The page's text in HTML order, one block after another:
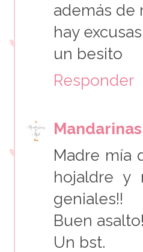
además de
hay
un besito
Responder
Madre mía
hojaldre y
geniales!!
Buen
Un bst.